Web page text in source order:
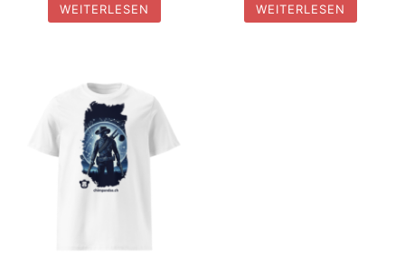
WEITERLESEN WEITERLESEN